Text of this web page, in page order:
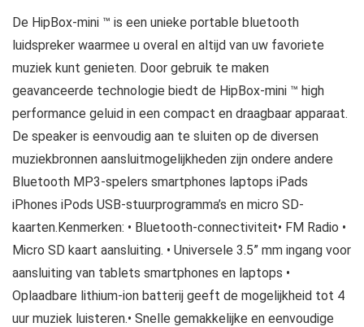
De HipBox-mini ™ is een unieke portable bluetooth
luidspreker waarmee u overal en altijd van uw favoriete
muziek kunt genieten. Door gebruik te maken
geavanceerde technologie biedt de HipBox-mini ™ high
performance geluid in een compact en draagbaar apparaat.
De speaker is eenvoudig aan te sluiten op de diversen
muziekbronnen aansluitmogelijkheden zijn ondere andere
Bluetooth MP3-spelers smartphones laptops iPads
iPhones iPods USB-stuurprogramma’s en micro SD-
kaarten.Kenmerken: • Bluetooth-connectiviteit• FM Radio •
Micro SD kaart aansluiting. • Universele 3.5” mm ingang voor
aansluiting van tablets smartphones en laptops •
Oplaadbare lithium-ion batterij geeft de mogelijkheid tot 4
uur muziek luisteren.• Snelle gemakkelijke en eenvoudige